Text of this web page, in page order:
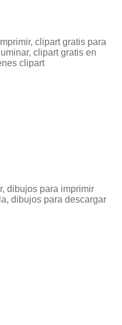
clipart gratis para
clipart gratis en
clipart
dibujos para imprimir
dibujos para descargar